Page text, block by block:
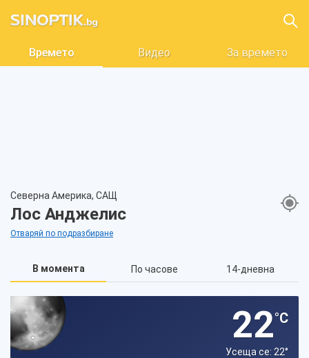
Времето Видео За времето
Северна Америка, САЩ
Лос Анджелис
Отваряй по подразбиране
В момента По часове 14-дневна
22°C
Усеща се: 22°